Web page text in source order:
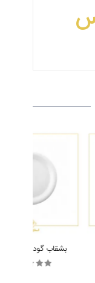
بشقاب گود توس